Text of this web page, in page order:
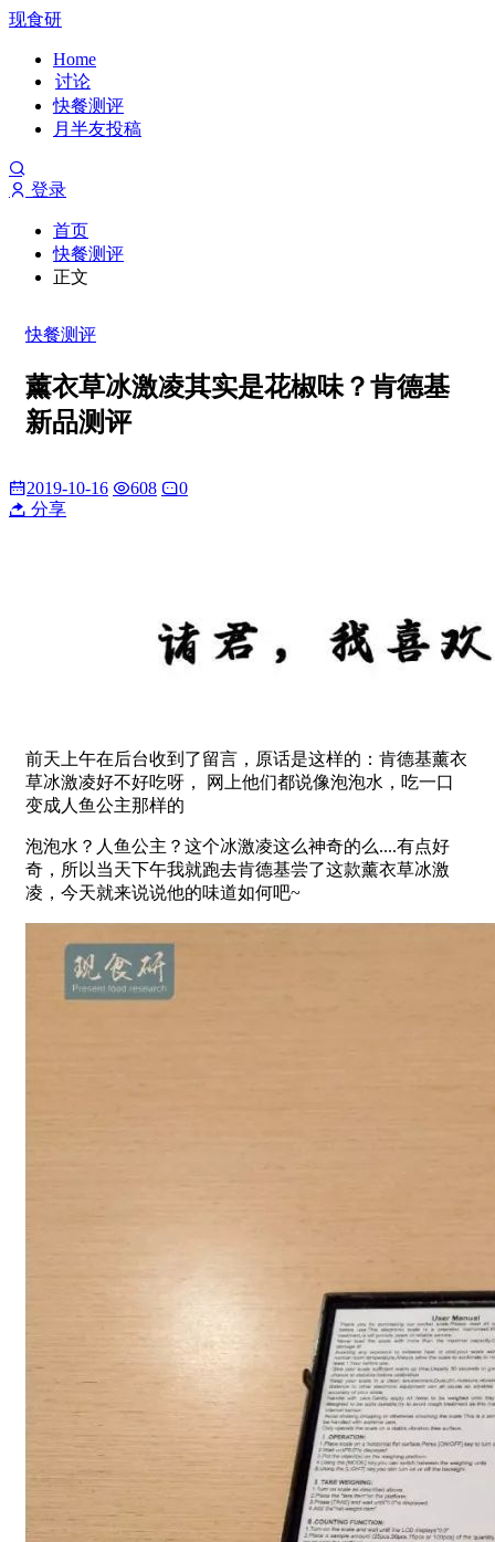
现食研
Home
讨论
快餐测评
月半友投稿
登录
首页
快餐测评
正文
快餐测评
薰衣草冰激凌其实是花椒味？肯德基
新品测评
2019-10-16 608
0
分享
前天上午在后台收到了留言，原话是这样的：肯德基薰衣
草冰激凌好不好吃呀， 网上他们都说像泡泡水，吃一口
变成人鱼公主那样的
泡泡水？人鱼公主？这个冰激凌这么神奇的么....有点好
奇，所以当天下午我就跑去肯德基尝了这款薰衣草冰激
凌，今天就来说说他的味道如何吧~